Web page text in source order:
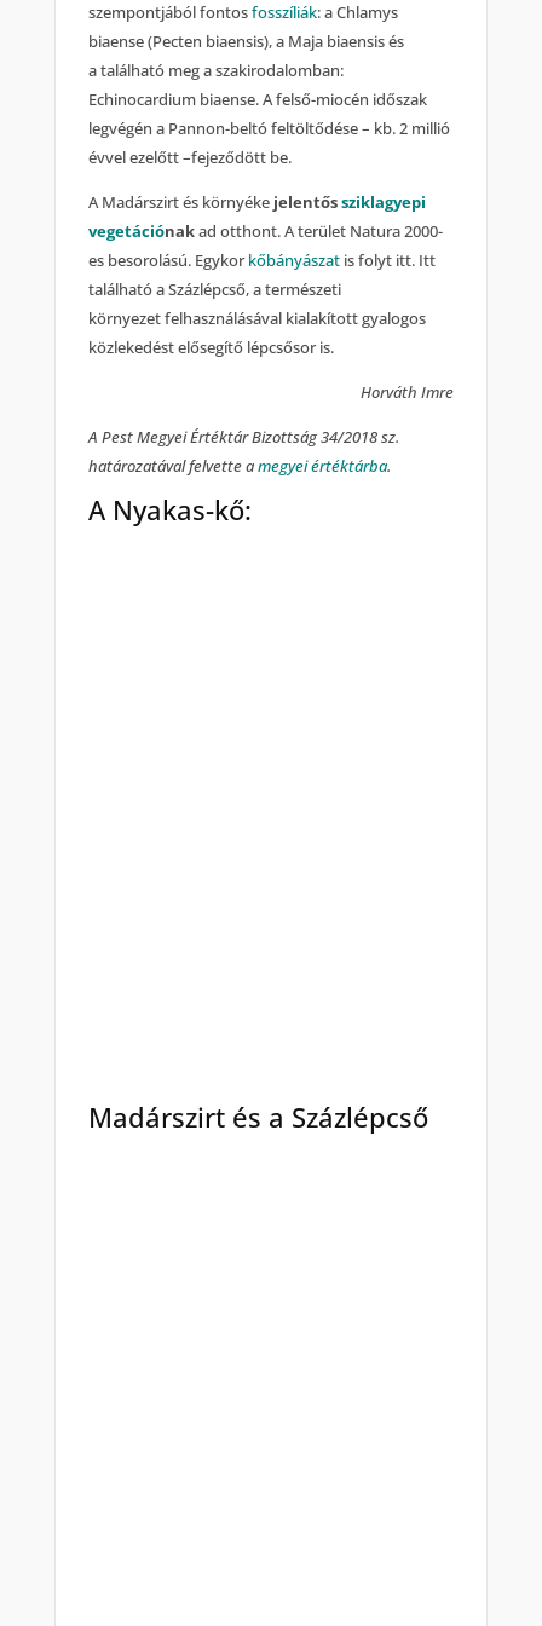
szempontjából fontosfosszíliák: a Chlamys
biaense (Pecten biaensis), a Maja biaensis és
a található meg a szakirodalomban:
Echinocardium biaense. A felső-miocén időszak
legvégén a Pannon-beltó feltöltődése – kb. 2 millió
évvel ezelőtt –fejeződött be.
A Madárszirt és környéke jelentőssziklagyepi
vegetációnakad otthont. A terület Natura 2000-
es besorolású. Egykorkőbányászat is folyt itt. Itt
található a Százlépcső, a természeti
környezet felhasználásával kialakított gyalogos
közlekedést elősegítő lépcsősor is.
Horváth Imre
A Pest Megyei Értéktár Bizottság 34/2018 sz.
határozatával felvette amegyei értéktárba.
A Nyakas-kő:
Madárszirt és a Százlépcső